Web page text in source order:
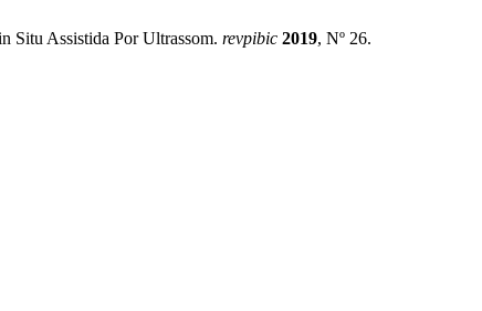
Situ Assistida Por Ultrassom. revpibic 2019, Nº 26.